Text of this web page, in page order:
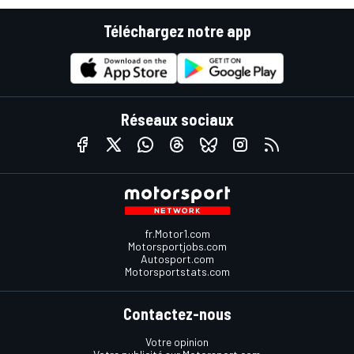
Téléchargez notre app
Réseaux sociaux
fr.Motor1.com
Motorsportjobs.com
Autosport.com
Motorsportstats.com
Contactez-nous
Votre opinion